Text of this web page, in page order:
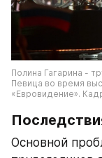
Полина Гагарина -
Певица во время
«Евровидение».
Основной